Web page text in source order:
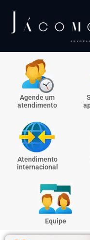
Agende um
atendimento
Atendimento
internacional
Equipe